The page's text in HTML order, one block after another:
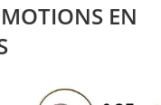
EN